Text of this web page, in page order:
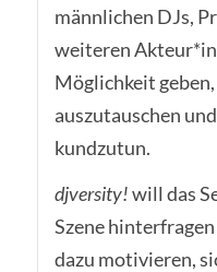
männlichen DJs,
weiteren
Möglichkeit
auszutauschen
kundzutun.
djversity!will das
Szene
dazu motivieren,